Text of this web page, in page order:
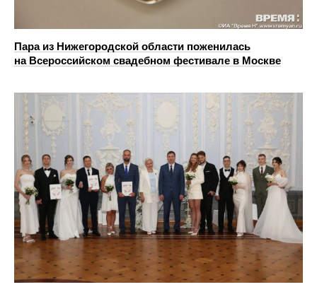
Пара из Нижегородской области поженилась
на Всероссийском свадебном фестивале в Москве